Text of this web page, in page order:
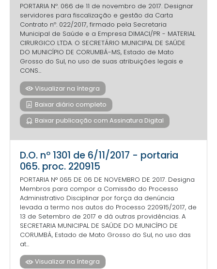
PORTARIA Nº. 066 de 11 de novembro de 2017. Designar
servidores para fiscalização e gestão da Carta
Contrato nº. 022/2017, firmado pela Secretaria
Municipal de Saúde e a Empresa DIMACI/PR - MATERIAL
CIRURGICO LTDA. O SECRETÁRIO MUNICIPAL DE SAÚDE
DO MUNICÍPIO DE CORUMBÁ-MS, Estado de Mato
Grosso do Sul, no uso de suas atribuições legais e
CONS...
Visualizar na íntegra
Baixar diário completo
Baixar publicação com Assinatura Digital
D.O. nº 1301 de 6/11/2017 - portaria
065. proc. 220915
PORTARIA N° 065 DE 06 DE NOVEMBRO DE 2017. Designa
Membros para compor a Comissão do Processo
Administrativo Disciplinar por força da denúncia
levada a termo nos autos do Processo 220915/2017, de
13 de Setembro de 2017 e dá outras providências. A
SECRETARIA MUNICIPAL DE SAÚDE DO MUNICÍPIO DE
CORUMBÁ, Estado de Mato Grosso do Sul, no uso das
at...
Visualizar na íntegra